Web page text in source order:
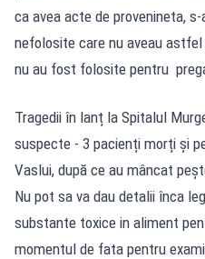
ca avea acte de provenineta,
nefolosite care nu aveau
nu au fost folosite pentru
Tragedii în lanț la Spitalul
suspecte - 3 pacienți morți și
Vaslui, după ce au mâncat
Nu pot sa va dau detalii înca
substante toxice in aliment
momentul de fata pentru